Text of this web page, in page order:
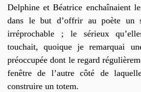
Delphine et Béatrice enchaînaient
dans le but d’offrir au poète un
irréprochable ; le sérieux
touchait, quoique je remarquai
préoccupée dont le regard
fenêtre de l’autre côté de
construire un totem.